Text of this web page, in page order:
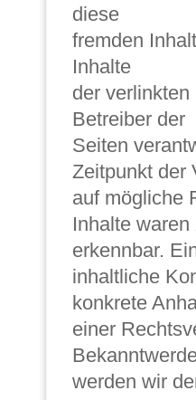
diese
fremden
Inhalte
der
Betreiber der
Seiten
Zeitpunkt der
auf mögliche
Inhalte
erkennbar.
inhaltliche
konkrete
einer
werden wir